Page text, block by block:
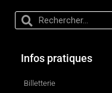
Infos pratiques
Billetterie